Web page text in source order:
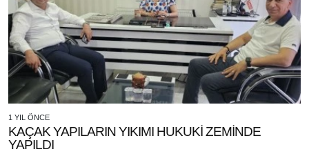
1 YIL ÖNCE
KAÇAK YAPILARIN YIKIMI HUKUKİ ZEMİNDE
YAPILDI